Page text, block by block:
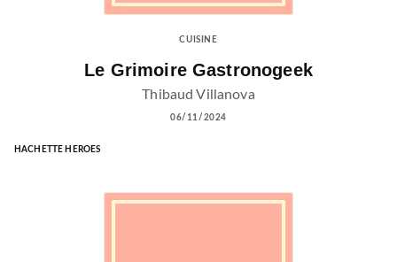
CUISINE
Le Grimoire Gastronogeek
Thibaud Villanova
06/11/2024
HACHETTE HEROES